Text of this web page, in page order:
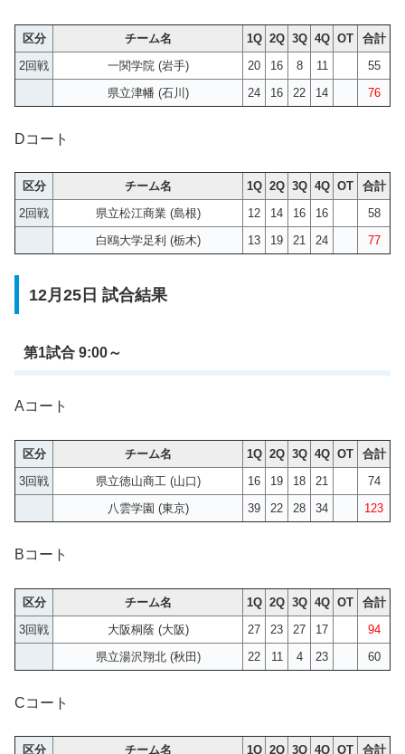
区分 チーム名 1Q 2Q 3Q 4Q OT
合計
2回戦
一関学院 (岩手) 20 16 8 11
55
県立津幡 (石川)
24 16 22 14 76
Dコート
区分 チーム名 1Q 2Q 3Q 4Q OT
合計
2回戦
県立松江商業 (島根) 12 14 16 16
58
白鴎大学足利 (栃木)
13 19 21 24 77
12月25日 試合結果
第1試合 9:00～
Aコート
区分 チーム名 1Q 2Q 3Q 4Q OT
合計
3回戦
県立徳山商工 (山口) 16 19 18 21
74
八雲学園 (東京)
39 22 28 34 123
Bコート
区分 チーム名 1Q 2Q 3Q 4Q OT
合計
3回戦
大阪桐蔭 (大阪) 27 23 27 17
94
県立湯沢翔北 (秋田)
22 11 4 23 60
Cコート
区分 チーム名 1Q 2Q 3Q 4Q OT 合計